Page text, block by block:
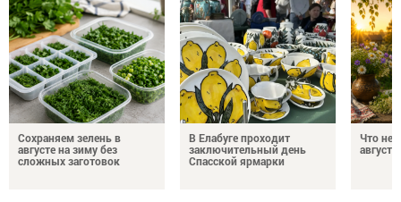
Сохраняем зелень в
августе на зиму без
сложных заготовок
В Елабуге проходит
заключительный день
Спасской ярмарки
Что